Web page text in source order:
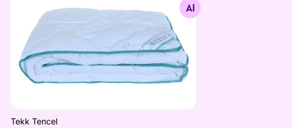
Otsi sarnaseid
Tekk Tencel